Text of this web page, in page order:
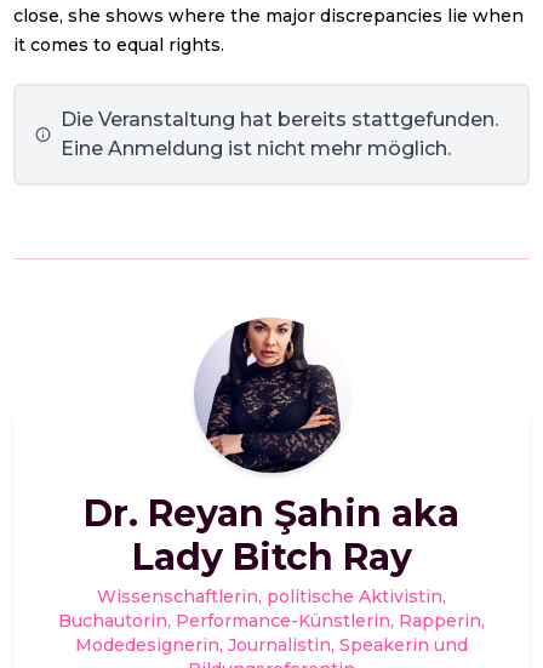
close, she shows where the major discrepancies lie when
it comes to equal rights.
Die Veranstaltung hat bereits stattgefunden.
Eine Anmeldung ist nicht mehr möglich.
Dr. Reyan Şahin aka
Lady Bitch Ray
Wissenschaftlerin, politische Aktivistin,
Buchautorin, Performance-Künstlerin, Rapperin,
Modedesignerin, Journalistin, Speakerin und